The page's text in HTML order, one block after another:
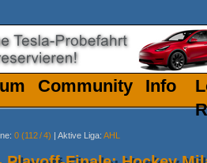
Community
Info
: 0 (112/4) | Aktive Liga: AHL